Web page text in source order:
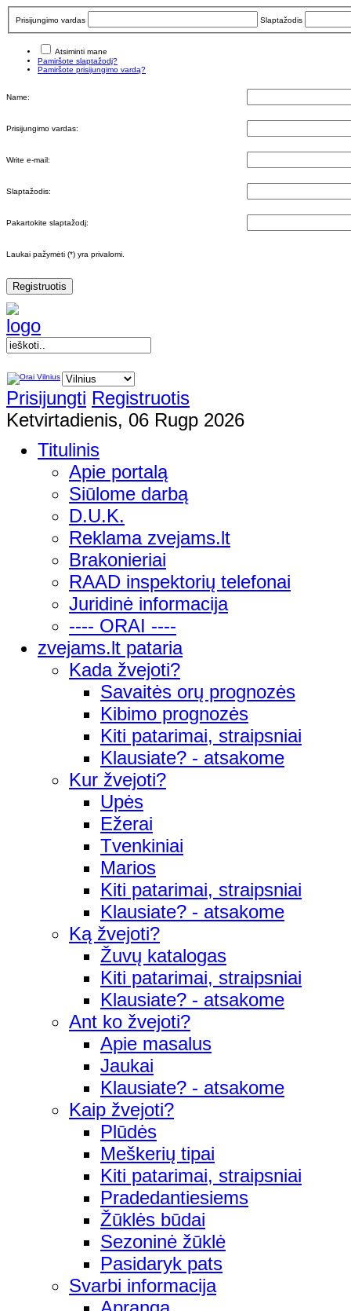
Prisijungimo vardas Slaptažodis
Atsiminti mane
Pamiršote slaptažodį?
Pamiršote prisijungimo vardą?
Name:
Prisijungimo vardas:
Write e-mail:
Slaptažodis:
Pakartokite slaptažodį:
Laukai pažymėti (*) yra privalomi.
Registruotis
Prisijungti Registruotis
Ketvirtadienis, 06 Rugp 2026
Titulinis
Apie portalą
Siūlome darbą
D.U.K.
Reklama zvejams.lt
Brakonieriai
RAAD inspektorių telefonai
Juridinė informacija
---- ORAI ----
zvejams.lt pataria
Kada žvejoti?
Savaitės orų prognozės
Kibimo prognozės
Kiti patarimai, straipsniai
Klausiate? - atsakome
Kur žvejoti?
Upės
Ežerai
Tvenkiniai
Marios
Kiti patarimai, straipsniai
Klausiate? - atsakome
Ką žvejoti?
Žuvų katalogas
Kiti patarimai, straipsniai
Klausiate? - atsakome
Ant ko žvejoti?
Apie masalus
Jaukai
Klausiate? - atsakome
Kaip žvejoti?
Plūdės
Meškerių tipai
Kiti patarimai, straipsniai
Pradedantiesiems
Žūklės būdai
Sezoninė žūklė
Pasidaryk pats
Svarbi informacija